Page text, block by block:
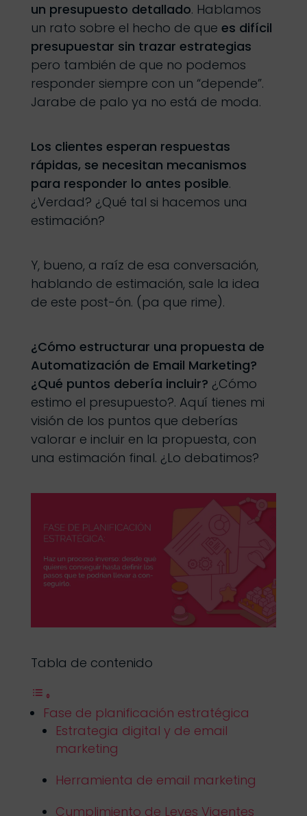
un presupuesto detallado. Hablamos
un rato sobre el hecho de que es difícil
presupuestar sin trazar estrategias
pero también de que no podemos
responder siempre con un “depende”.
Jarabe de palo ya no está de moda.
Los clientes esperan respuestas
rápidas, se necesitan mecanismos
para responder lo antes posible.
¿Verdad? ¿Qué tal si hacemos una
estimación?
Y, bueno, a raíz de esa conversación,
hablando de estimación, sale la idea
de este post-ón. (pa que rime).
¿Cómo estructurar una propuesta de
Automatización de Email Marketing?
¿Qué puntos debería incluir? ¿Cómo
estimo el presupuesto?. Aquí tienes mi
visión de los puntos que deberías
valorar e incluir en la propuesta, con
una estimación final. ¿Lo debatimos?
Tabla de contenido
Fase de planificación estratégica
Estrategia digital y de email
marketing
Herramienta de email marketing
Cumplimiento de Leyes Vigentes